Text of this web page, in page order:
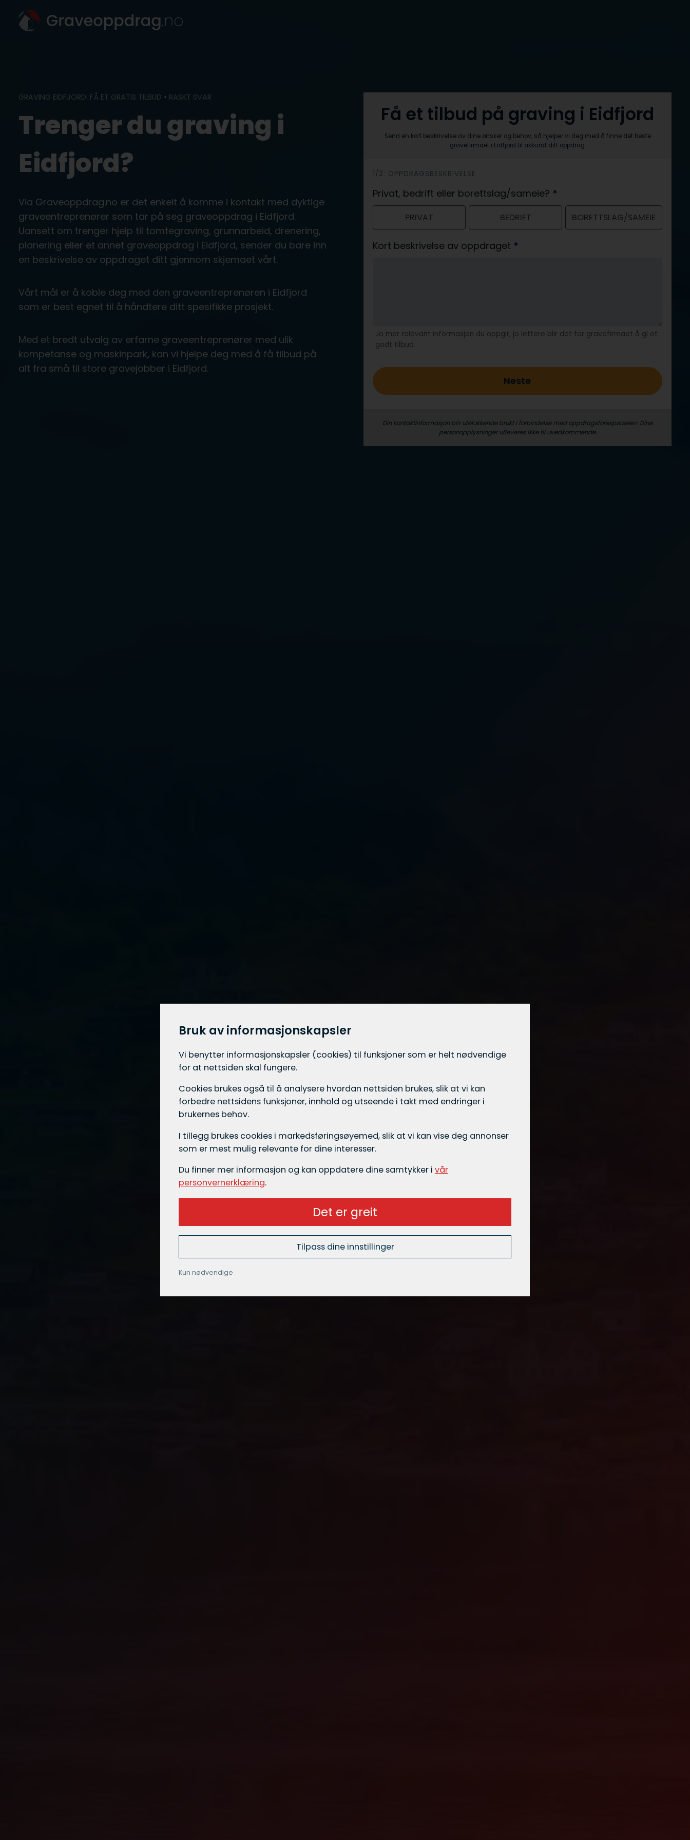
content
GRAVING EIDFJORD: FÅ ET GRATIS TILBUD • RASKT SVAR
Trenger du graving i
Eidfjord?
Via Graveoppdrag.no er det enkelt å komme i kontakt med dyktige
graveentreprenører som tar på seg graveoppdrag i Eidfjord.
Uansett om trenger hjelp til tomtegraving, grunnarbeid, drenering,
planering eller et annet graveoppdrag i Eidfjord, sender du bare inn
en beskrivelse av oppdraget ditt gjennom skjemaet vårt.
Vårt mål er å koble deg med den graveentreprenøren i Eidfjord
som er best egnet til å håndtere ditt spesifikke prosjekt.
Med et bredt utvalg av erfarne graveentreprenører med ulik
kompetanse og maskinpark, kan vi hjelpe deg med å få tilbud på
alt fra små til store gravejobber i Eidfjord.
Få et tilbud på graving i Eidfjord
Send en kort beskrivelse av dine ønsker og behov, så hjelper vi deg med å finne det beste
gravefirmaet i Eidfjord til akkurat ditt oppdrag.
h
e
r
1/2: OPPDRAGSBESKRIVELSE
Privat, bedrift eller borettslag/sameie? *
PRIVAT BEDRIFT BORETTSLAG/SAMEIE
Kort beskrivelse av oppdraget *
Jo mer relevant informasjon du oppgir, jo lettere blir det for gravefirmaet å gi et
godt tilbud.
Neste
Din kontaktinformasjon blir utelukkende brukt i forbindelse med oppdrags­forespørselen. Dine
person­­opplysninger utleveres ikke til uvedkommende.
Bruk av informasjonskapsler
Vi benytter informasjons­kapsler (cookies) til funksjoner som er helt nødvendige
for at nettsiden skal fungere.
Cookies brukes også til å analysere hvordan nettsiden brukes, slik at vi kan
forbedre nettsidens funksjoner, innhold og utseende i takt med endringer i
brukernes behov.
I tillegg brukes cookies i markedsførings­øyemed, slik at vi kan vise deg annonser
som er mest mulig relevante for dine interesser.
Du finner mer informasjon og kan oppdatere dine samtykker i vår
personvernerklæring.
Det er greit
Tilpass dine innstillinger
Kun nødvendige